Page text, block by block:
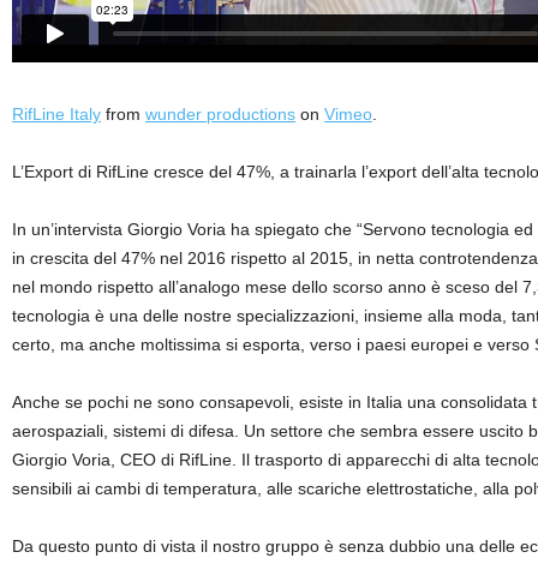
RifLine Italy from wunder productions on Vimeo
L’Export di RifLine cresce del 47%, a trainarla l’export dell’alta
In un’intervista Giorgio Voria ha spiegato che “Servono tecnologia
in crescita del 47% nel 2016 rispetto al 2015, in netta
nel mondo rispetto all’analogo mese dello scorso anno è sceso del
tecnologia è una delle nostre specializzazioni, insieme alla moda,
certo, ma anche moltissima si esporta, verso i paesi europei e
Anche se pochi ne sono consapevoli, esiste in Italia una
aerospaziali, sistemi di difesa. Un settore che sembra essere
Giorgio Voria, CEO di RifLine. Il trasporto di apparecchi di alta
sensibili ai cambi di temperatura, alle scariche elettrostatiche, alla
Da questo punto di vista il nostro gruppo è senza dubbio una delle